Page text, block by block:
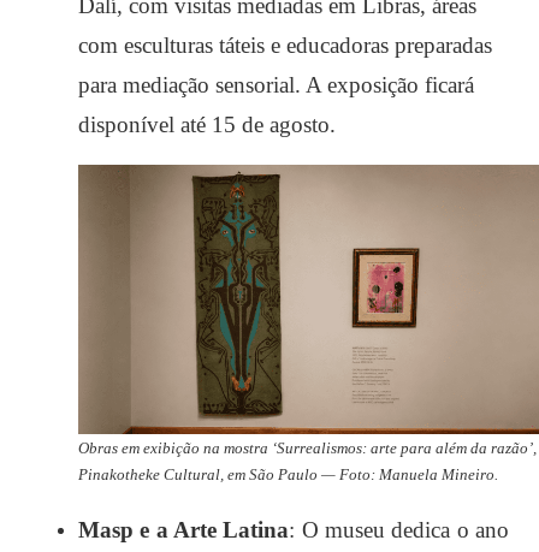
com esculturas táteis e educadoras preparadas
para mediação sensorial. A exposição ficará
disponível até 15 de agosto.
Obras em exibição na mostra ‘Surrealismos: arte para além da
Pinakotheke Cultural, em São Paulo — Foto: Manuela Mineiro.
Masp e a Arte Latina: O museu dedica o ano